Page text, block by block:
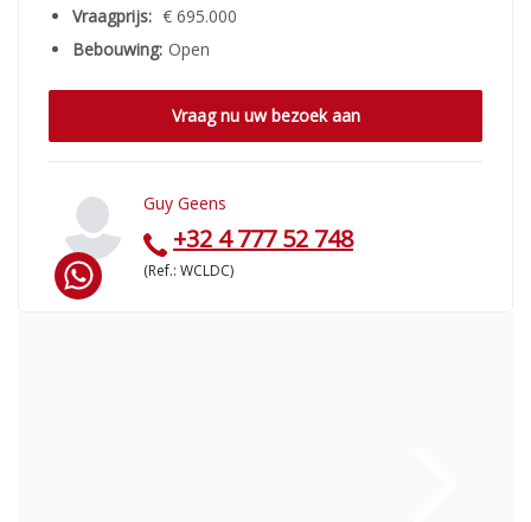
Vraagprijs: € 695.000
Bebouwing: Open
Vraag nu uw bezoek aan
Guy Geens
+32 4 777 52 748
(Ref.: WCLDC)